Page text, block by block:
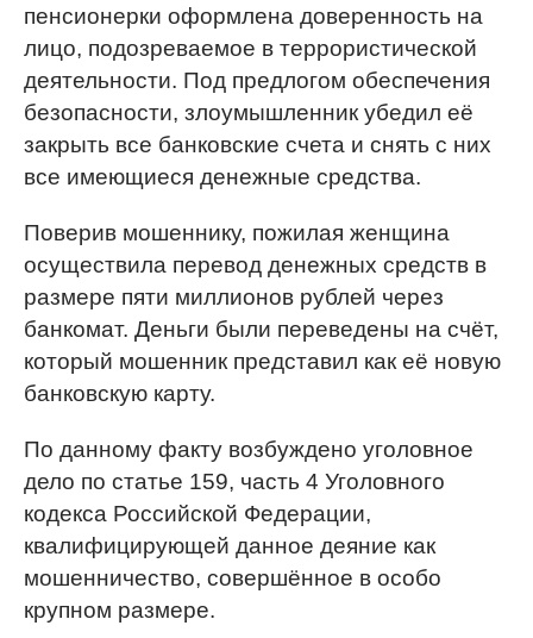
пенсионерки оформлена доверенность на
лицо, подозреваемое в террористической
деятельности. Под предлогом обеспечения
безопасности, злоумышленник убедил её
закрыть все банковские счета и снять с них
все имеющиеся денежные средства.
Поверив мошеннику, пожилая женщина
осуществила перевод денежных средств в
размере пяти миллионов рублей через
банкомат. Деньги были переведены на счёт,
который мошенник представил как её новую
банковскую карту.
По данному факту возбуждено уголовное
дело по статье 159, часть 4 Уголовного
кодекса Российской Федерации,
квалифицирующей данное деяние как
мошенничество, совершённое в особо
крупном размере.